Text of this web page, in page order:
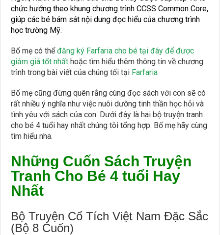
chức hướng theo khung chương trình CCSS Common Core,
giúp các bé bám sát nội dung đọc hiểu của chương trình
học trường Mỹ.
Bố mẹ có thểđăng ký Farfaria cho bé tại đây để được
giảm giá tốt nhất hoặc tìm hiểu thêm thông tin về chương
trình trong bài viết của chúng tối tại Farfaria
Bố mẹ cũng đừng quên rằng cùng đọc sách với con sẽ có
rất nhiều ý nghĩa như việc nuôi dưỡng tinh thần học hỏi và
tình yêu với sách của con. Dưới đây là hai bộ truyện tranh
cho bé 4 tuổi hay nhất chúng tôi tổng hợp. Bố mẹ hãy cùng
tìm hiểu nha.
Những Cuốn Sách Truyện
Tranh Cho Bé 4 tuổi Hay
Nhất
Bộ Truyện Cổ Tích Việt Nam Đặc Sắc
(Bộ 8 Cuốn)